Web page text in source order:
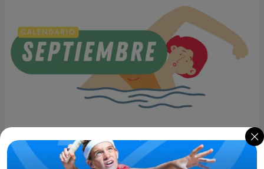
Noticias,Destacadas
Calendario septiembre